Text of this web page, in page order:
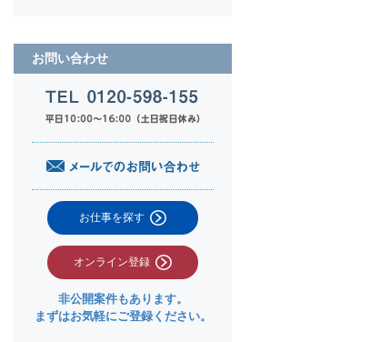
お問い合わせ
お仕事を探す
オンライン登録
非公開案件もあります。
まずはお気軽にご登録ください。